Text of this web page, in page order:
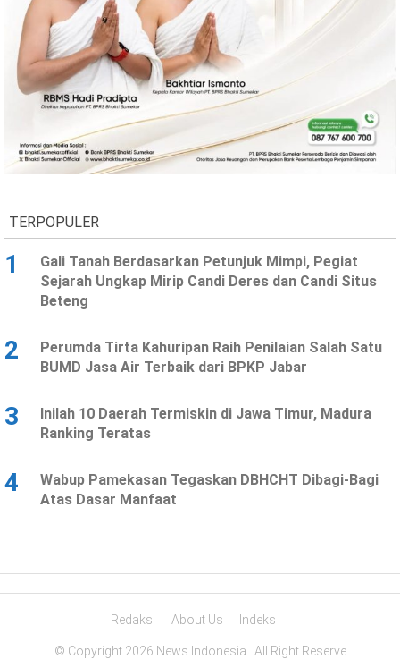
TERPOPULER
1
Gali Tanah Berdasarkan Petunjuk Mimpi, Pegiat
Sejarah Ungkap Mirip Candi Deres dan Candi Situs
Beteng
2
Perumda Tirta Kahuripan Raih Penilaian Salah Satu
BUMD Jasa Air Terbaik dari BPKP Jabar
3
Inilah 10 Daerah Termiskin di Jawa Timur, Madura
Ranking Teratas
4
Wabup Pamekasan Tegaskan DBHCHT Dibagi-Bagi
Atas Dasar Manfaat
Redaksi About Us Indeks
© Copyright 2026 News Indonesia . All Right Reserve